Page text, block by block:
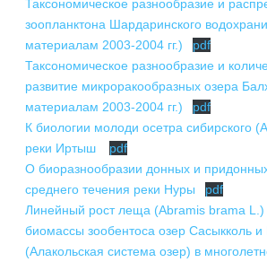
ОБОСНОВАНИЙ
ОРГАНИЗАЦИЯ
СЕМИНАРОВ, ПОЛЕВЫХ
ОРГАНИЗАЦИЯ
СТАЖИРОВОК
СОВМЕСТНО С
ОБЩЕСТВОМ ТЕТИС
СЕЛЕВИНИЯ
SAIGA NEWS
Таксономическое разнообразие и
зоопланктона Шардаринского
материалам 2003-2004 гг.)
pdf
Таксономическое разнообразие и
развитие микроракообразных озера
материалам 2003-2004 гг.)
pdf
К биологии молоди осетра сибирского
реки Иртыш
pdf
О биоразнообразии донных и
среднего течения реки Нуры
pdf
Линейный рост леща (Abramis brama L.)
биомассы зообентоса озер Сасыкколь и
(Алакольская система озер) в